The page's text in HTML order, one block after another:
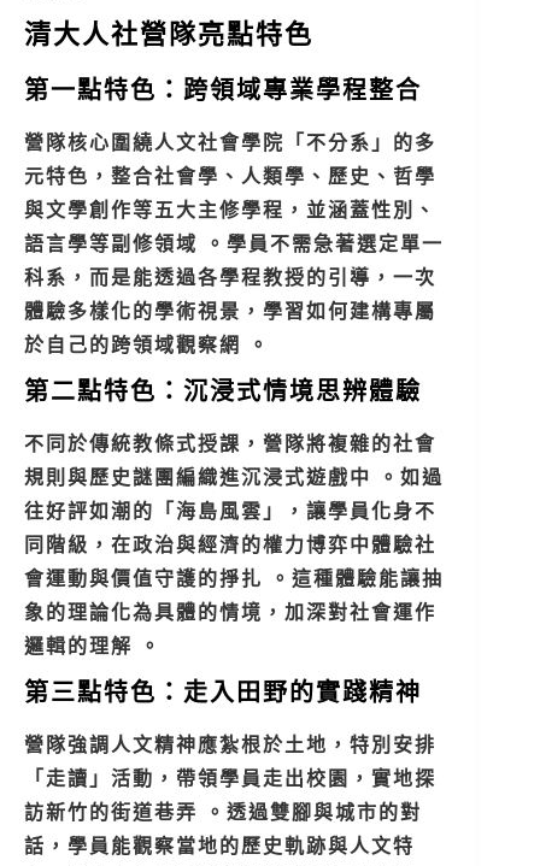
清大人社營隊亮點特色
第一點特色：跨領域專業學程整合
營隊核心圍繞人文社會學院「不分系」的多
元特色，整合社會學、人類學、歷史、哲學
與文學創作等五大主修學程，並涵蓋性別、
語言學等副修領域 。學員不需急著選定單一
科系，而是能透過各學程教授的引導，一次
體驗多樣化的學術視景，學習如何建構專屬
於自己的跨領域觀察網 。
第二點特色：沉浸式情境思辨體驗
不同於傳統教條式授課，營隊將複雜的社會
規則與歷史謎團編織進沉浸式遊戲中 。如過
往好評如潮的「海島風雲」，讓學員化身不
同階級，在政治與經濟的權力博弈中體驗社
會運動與價值守護的掙扎 。這種體驗能讓抽
象的理論化為具體的情境，加深對社會運作
邏輯的理解 。
第三點特色：走入田野的實踐精神
營隊強調人文精神應紮根於土地，特別安排
「走讀」活動，帶領學員走出校園，實地探
訪新竹的街道巷弄 。透過雙腳與城市的對
話，學員能觀察當地的歷史軌跡與人文特